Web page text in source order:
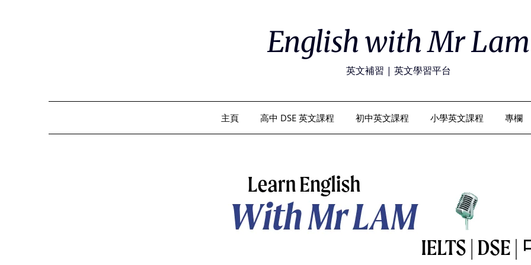
English with Mr Lam
英文補習 | 英文學習平台
主頁 高中 DSE 英文課程 初中英文課程 小學英文課程 專欄